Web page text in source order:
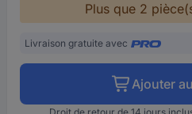
Plus que 2
Livraison gratuite avec
Ajouter